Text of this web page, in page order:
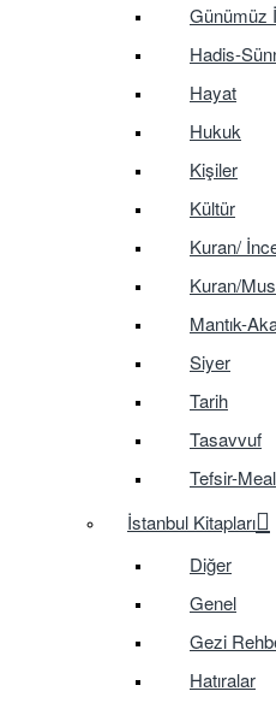
Günümüz
Hadis-
Hayat
Hukuk
Kişiler
Kültür
Kuran/
Kuran/
Mantık-
Siyer
Tarih
Tasavvuf
Tefsir-Meal
İstanbul Kitapları
Diğer
Genel
Gezi
Hatıralar